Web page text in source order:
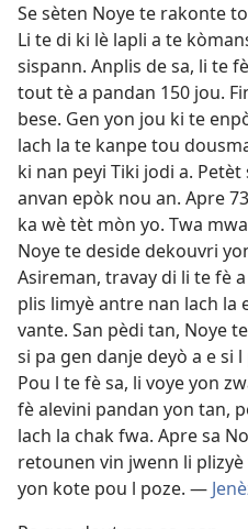
Se sèten Noye te rakonte
Li te di ki lè lapli a te
sispann. Anplis de sa, li te
tout tè a pandan 150 jou.
bese. Gen yon jou ki te
lach la te kanpe tou
ki nan peyi Tiki jodi a.
anvan epòk nou an. Apre
ka wè tèt mòn yo. Twa
Noye te deside dekouvri
Asireman, travay di li te fè
plis limyè antre nan lach la
vante. San pèdi tan, Noye
si pa gen danje deyò a e si
Pou l te fè sa, li voye yon
fè alevini pandan yon tan,
lach la chak fwa. Apre sa
retounen vin jwenn li
yon kote pou l poze. —